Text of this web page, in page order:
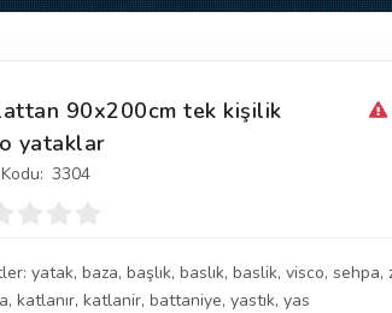
90x200cm tek kişilik
yataklar
3304
yatak, baza, başlık, baslık, baslik, visco, sehpa,
, katlanır, katlanir, battaniye, yastık, yas